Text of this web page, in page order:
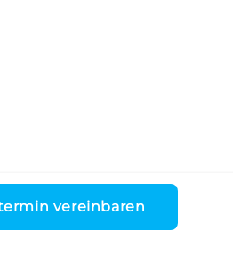
vereinbaren